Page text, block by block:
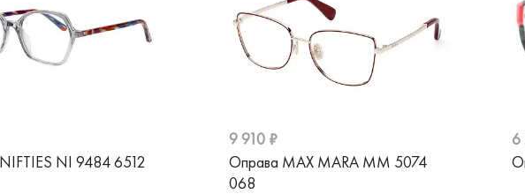
NI 9484 6512
9 910 ₽
Оправа MAX MARA MM 5074
068
6